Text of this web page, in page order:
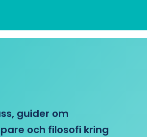
guider om
och filosofi kring